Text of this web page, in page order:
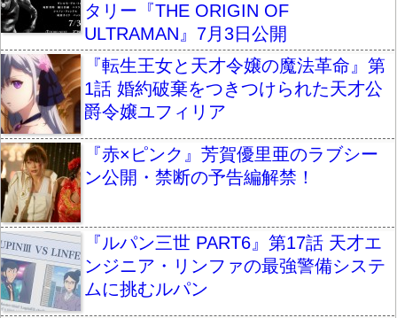
タリー『THE ORIGIN OF
ULTRAMAN』7月3日公開
『転生王女と天才令嬢の魔法革命』第
1話 婚約破棄をつきつけられた天才公
爵令嬢ユフィリア
『赤×ピンク』芳賀優里亜のラブシー
ン公開・禁断の予告編解禁！
『ルパン三世 PART6』第17話 天才エ
ンジニア・リンファの最強警備システ
ムに挑むルパン